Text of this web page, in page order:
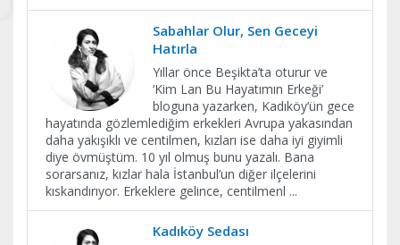
Sabahlar Olur, Sen Geceyi
Hatırla
Yıllar önce Beşikta’ta oturur ve
‘Kim Lan Bu Hayatımın Erkeği’
bloguna yazarken, Kadıköy’ün gece
hayatında gözlemlediğim erkekleri Avrupa yakasından
daha yakışıklı ve centilmen, kızları ise daha iyi giyimli
diye övmüştüm. 10 yıl olmuş bunu yazalı. Bana
sorarsanız, kızlar hala İstanbul’un diğer ilçelerini
kıskandırıyor. Erkeklere gelince, centilmenl ...
Kadıköy Sedası